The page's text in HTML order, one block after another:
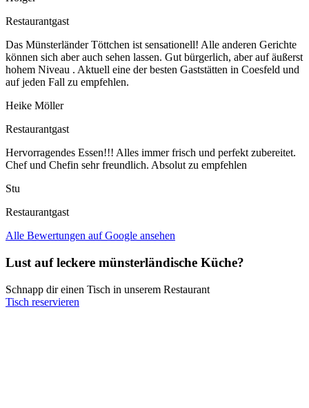
Restaurantgast
Das Münsterländer Töttchen ist sensationell! Alle anderen Gerichte
können sich aber auch sehen lassen. Gut bürgerlich, aber auf äußerst
hohem Niveau . Aktuell eine der besten Gaststätten in Coesfeld und
auf jeden Fall zu empfehlen.
Heike Möller
Restaurantgast
Hervorragendes Essen!!! Alles immer frisch und perfekt zubereitet.
Chef und Chefin sehr freundlich. Absolut zu empfehlen
Stu
Restaurantgast
Alle Bewertungen auf Google ansehen
Lust auf leckere münsterländische Küche?
Schnapp dir einen Tisch in unserem Restaurant
Tisch reservieren